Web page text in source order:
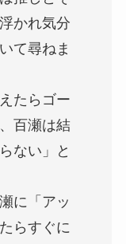
かれ気分
て尋ねま
たらゴー
百瀬は結
ない」と
に「アッ
らすぐに